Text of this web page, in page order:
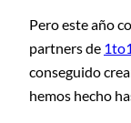
Pero este año
partners de 1to1
conseguido
hemos hecho